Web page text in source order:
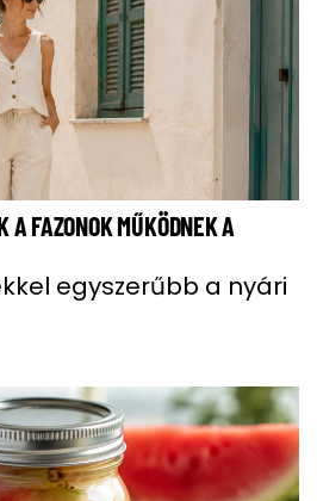
A FAZONOK MŰKÖDNEK A
egyszerűbb a nyári